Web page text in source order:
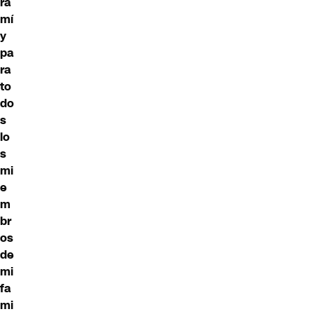
mí
y
pa
ra
to
do
s
lo
s
mi
e
m
br
os
de
mi
fa
mi